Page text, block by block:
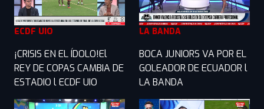
ECDF UIO
¡CRISIS EN EL ÍDOLO!El
REY DE COPAS CAMBIA DE
ESTADIO l ECDF UIO
LA BANDA
BOCA JUNIORS VA POR EL
GOLEADOR DE ECUADOR l
LA BANDA